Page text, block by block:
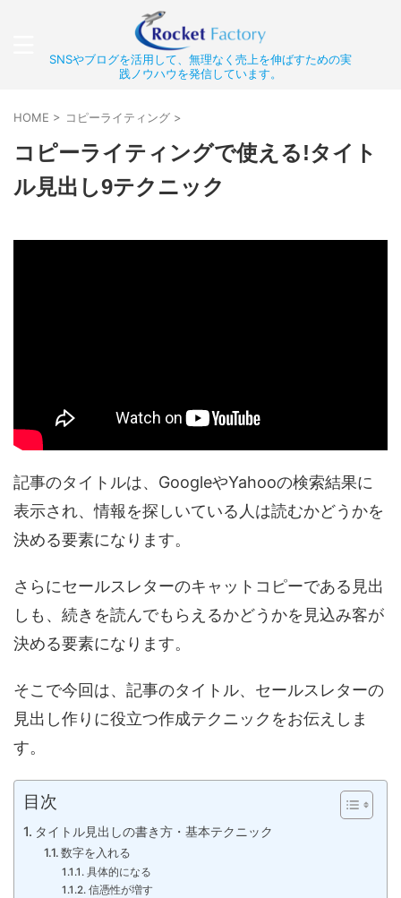
SNSやブログを活用して、無理なく売上を伸ばすための実
践ノウハウを発信しています。
HOME > コピーライティング >
コピーライティングで使える!タイト
ル見出し9テクニック
記事のタイトルは、GoogleやYahooの検索結果に
表示され、情報を探しいている人は読むかどうかを
決める要素になります。
さらにセールスレターのキャットコピーである見出
しも、続きを読んでもらえるかどうかを見込み客が
決める要素になります。
そこで今回は、記事のタイトル、セールスレターの
見出し作りに役立つ作成テクニックをお伝えしま
す。
目次
タイトル見出しの書き方・基本テクニック
数字を入れる
具体的になる
信憑性が増す